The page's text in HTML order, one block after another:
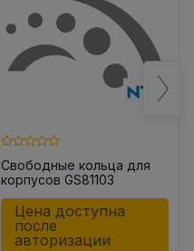
Свободные кольца для
корпусов GS81103
Цена доступна
после
авторизации